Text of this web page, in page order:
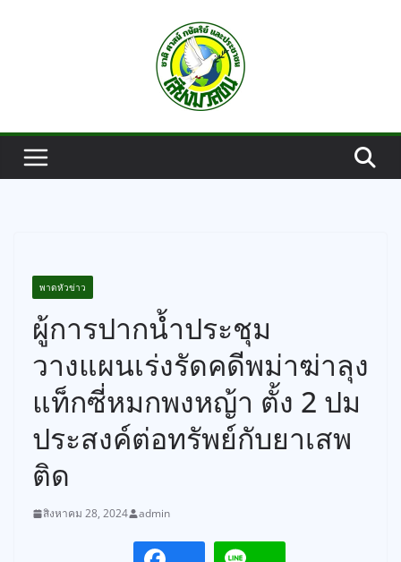
พาดหัวข่าว
ผู้การปากน้ำประชุม
วางแผนเร่งรัดคดีพม่าฆ่าลุง
แท็กซี่หมกพงหญ้า ตั้ง 2 ปม
ประสงค์ต่อทรัพย์กับยาเสพ
ติด
สิงหาคม 28, 2024 admin